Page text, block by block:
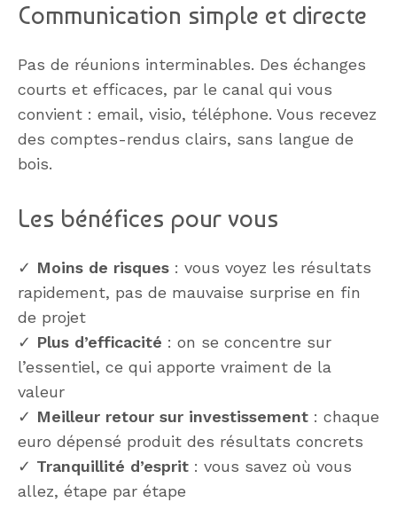
Communication simple et directe
Pas de réunions interminables. Des échanges
courts et efficaces, par le canal qui vous
convient : email, visio, téléphone. Vous recevez
des comptes-rendus clairs, sans langue de
bois.
Les bénéfices pour vous
✓ Moins de risques : vous voyez les résultats
rapidement, pas de mauvaise surprise en fin
de projet
✓ Plus d’efficacité : on se concentre sur
l’essentiel, ce qui apporte vraiment de la
valeur
✓ Meilleur retour sur investissement : chaque
euro dépensé produit des résultats concrets
✓ Tranquillité d’esprit : vous savez où vous
allez, étape par étape